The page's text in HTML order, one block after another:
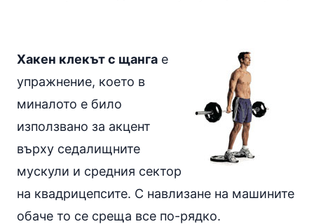
Хакен клекът с щанга е
упражнение, което в
миналото е било
използвано за акцент
върху седалищните
мускули и средния сектор
на квадрицепсите. С навлизане на машините
обаче то се среща все по-рядко.